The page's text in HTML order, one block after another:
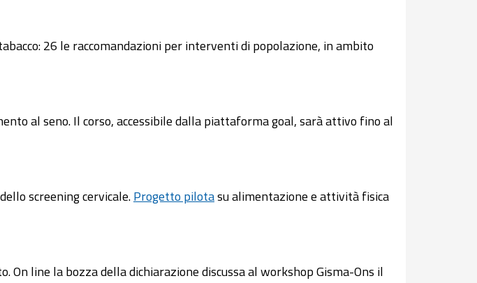
26 le raccomandazioni per interventi di popolazione, in ambito
al seno. Il corso, accessibile dalla piattaforma goal, sarà attivo fino al
screening cervicale.Progetto pilotasu alimentazione e attività fisica
On line la bozza della dichiarazione discussa al workshop Gisma-Ons il